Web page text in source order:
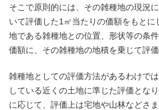
そこで原則的には、その雑種地の現況
いて評価した1㎡当たりの価額をもとに
地である雑種地との位置、形状等の条
価額に、その雑種地の地積を乗じて評価
雑種地としての評価方法があるわけで
している近くの土地に準じた評価とな
に応じて、評価上は宅地や山林などさ